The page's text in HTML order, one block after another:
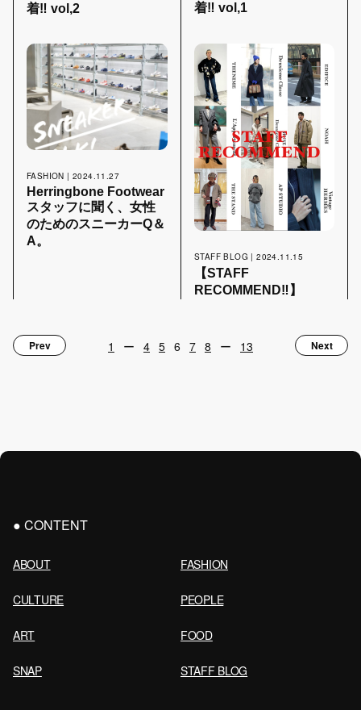
着‼︎ vol,2
着‼︎ vol,1
FASHION | 2024.11.27
Herringbone Footwear
スタッフに聞く、女性
のためのスニーカーQ＆
A。
STAFF BLOG | 2024.11.15
【STAFF
RECOMMEND‼︎】
Prev 1 ー 4 5 6 7 8 ー 13 Next
CONTENT
ABOUT FASHION
CULTURE PEOPLE
ART FOOD
SNAP STAFF BLOG